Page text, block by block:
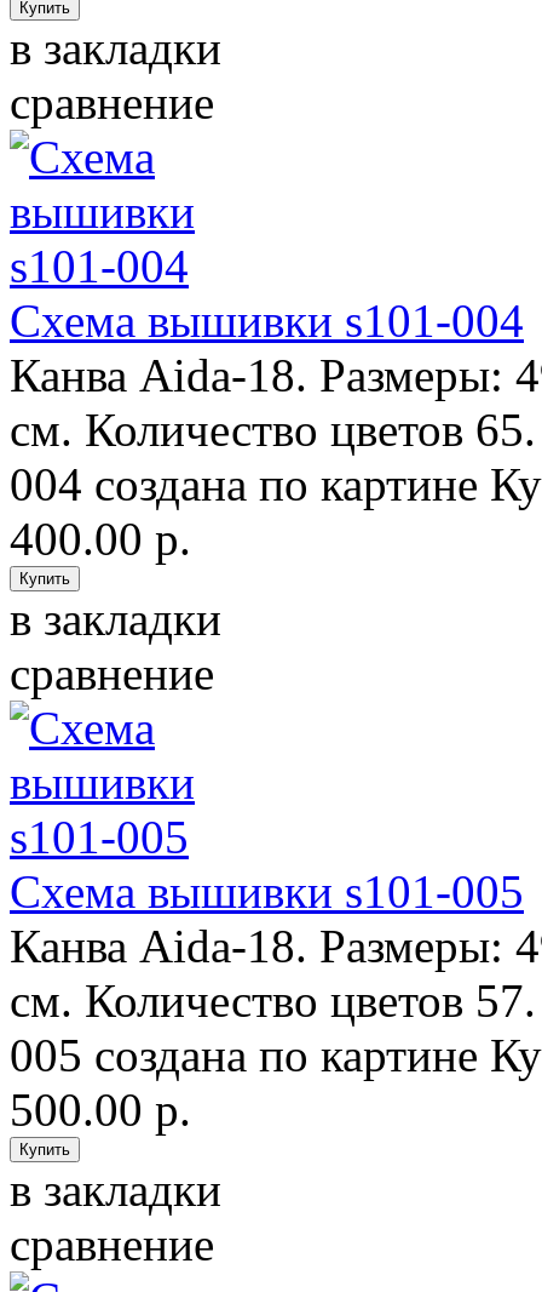
в закладки
сравнение
Схема вышивки s101-004
Канва Aida-18. Размеры:
см. Количество цветов
004 создана по картине
400.00 р.
в закладки
сравнение
Схема вышивки s101-005
Канва Aida-18. Размеры:
см. Количество цветов
005 создана по картине
500.00 р.
в закладки
сравнение